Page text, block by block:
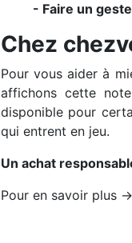
- Faire un
Chez
Pour vous aider à
affichons cette
disponible pour
qui entrent en jeu.
Un achat
Pour en savoir plus →